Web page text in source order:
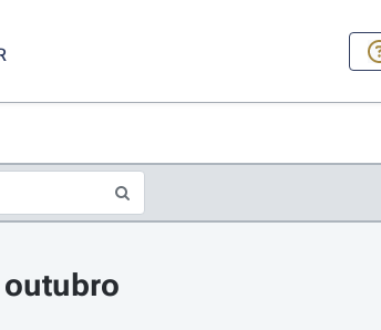
outubro